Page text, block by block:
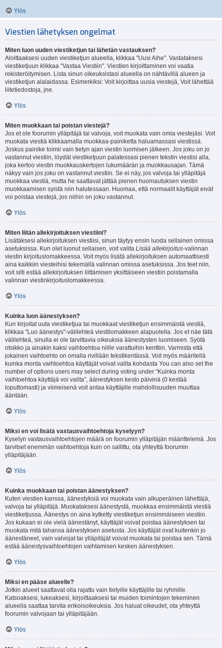
Ylös
Viestien lähetyksen ongelmat
Miten luon uuden viestiketjun tai lähetän vastauksen?
Aloittaaksesi uuden viestiketjun alueella, klikkaa "Uusi Aihe". Vastataksesi
viestiketjuun klikkaa "Vastaa Viestiin". Viestien kirjoittaminen voi vaatia
rekisteröitymisen. Lista sinun oikeuksistasi alueella on nähtävillä alueen ja
viestiketjun alalaidassa. Esimerkiksi: Voit kirjoittaa uusia viestejä, Voit lähettää
liitetiedostoja, jne.
Ylös
Miten muokkaan tai poistan viestejä?
Jos et ole foorumin ylläpitäjä tai valvoja, voit muokata vain omia viestejäsi. Voit
muokata viestiä klikkaamalla muokkaa-painiketta haluamassasi viestissä.
Joskus painike toimii vain tietyn ajan viestin luomisen jälkeen. Jos joku on jo
vastannut viestiin, löydät viestiketjuun palatessasi pienen tekstin viestisi alla,
joka kertoo viestin muokkauskertojen lukumäärän ja muokkausajan. Tämä
näkyy vain jos joku on vastannut viestiin. Se ei näy, jos valvoja tai ylläpitäjä
muokkaa viestiä, mutta he saattavat jättää pienen huomautuksen viestin
muokkaamisen syistä niin halutessaan. Huomaa, että normaalit käyttäjät eivät
voi poistaa viestejä, jos niihin on joku vastannut.
Ylös
Miten liitän allekirjoituksen viestiini?
Lisätäksesi allekirjoituksen viestiisi, sinun täytyy ensin luoda sellainen omissa
asetuksissa. Kun olet luonut sellaisen, voit valita Lisää allekirjoitus-valinnan
viestin kirjoituslomakkeessa. Voit myös lisätä allekirjoituksen automaattisesti
aina kaikkiin viesteihisi tekemällä valinnan omissa asetuksissa. Jos teet niin,
voit silti estää allekirjoituksen liittämisen yksittäiseen viestiin poistamalla
valinnan viestinkirjoituslomakkeessa.
Ylös
Kuinka luon äänestyksen?
Kun kirjoitat uuta viestiketjua tai muokkaat viestiketjun ensimmäistä viestiä,
klikkaa "Luo äänestys"-välilehteä viestilomakkeen alapuolella. Jos et näe tätä
välilehteä, sinulla ei ole tarvittavia oikeuksia äänestysten luomiseen. Syötä
otsikko ja ainakin kaksi vaihtoehtoa niille varattuihin kenttiin. Varmista että
jokainen vaihtoehto on omalla rivillään tekstikentässä. Voit myös määritellä
kuinka monta vaihtoehtoa käyttäjät voivat valita kohdasta You can also set the
number of options users may select during voting under “Kuinka monta
vaihtoehtoa käyttäjä voi valita”, äänestyksen kesto päivinä (0 kestää
loputtomasti) ja viimeisenä voit antaa käyttäjille mahdollisuuden muuttaa
ääntään.
Ylös
Miksi en voi lisätä vastausvaihtoehtoja kyselyyn?
Kyselyn vastausvaihtoehtojen määrä on foorumin ylläpitäjän määrittelemä. Jos
tarvitset enemmän vaihtoehtoja kuin on sallittu, ota yhteyttä foorumin
ylläpitäjään.
Ylös
Kuinka muokkaan tai poistan äänestyksen?
Kuten viestien kanssa, äänestyksiä voi muokata vain alkuperäinen lähettäjä,
valvoja tai ylläpitäjä. Muokataksesi äänestystä, muokkaa ensimmäistä viestiä
viestiketjussa. Äänestys on aina kytketty viestiketjun ensimmäiseen viestiin.
Jos kukaan ei ole vielä äänestänyt, käyttäjät voivat poistaa äänestyksen tai
muokata mitä tahansa äänestyksen asetusta. Jos käyttäjät ovat kuitenkin jo
äänestäneet, vain valvojat tai ylläpitäjät voivat muokata tai poistaa sen. Tämä
estää äänestysvaihtoehtojen vaihtamisen kesken äänestyksen.
Ylös
Miksi en pääse alueelle?
Jotkin alueet saattavat olla rajattu vain tietyille käyttäjille tai ryhmille.
Katsoaksesi, lukeaksesi, kirjoittaaksesi tai muiden toimintojen tekeminen
alueella saattaa tarvita erikoisoikeuksia. Jos haluat oikeudet, ota yhteyttä
foorumin valvojaan tai ylläpitäjään.
Ylös